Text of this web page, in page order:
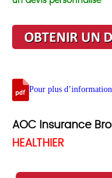
Pour plus
AOC Insurance
HEALTHIER